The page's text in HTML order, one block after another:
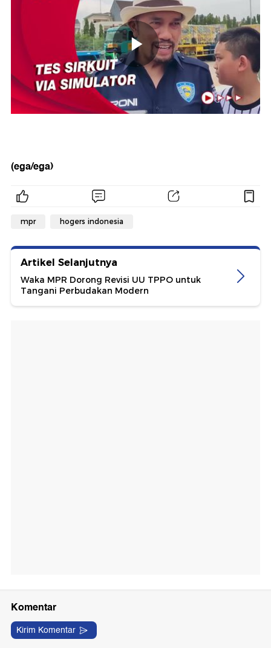
(ega/ega)
mpr hogers indonesia
Artikel Selanjutnya
Waka MPR Dorong Revisi UU TPPO untuk
Tangani Perbudakan Modern